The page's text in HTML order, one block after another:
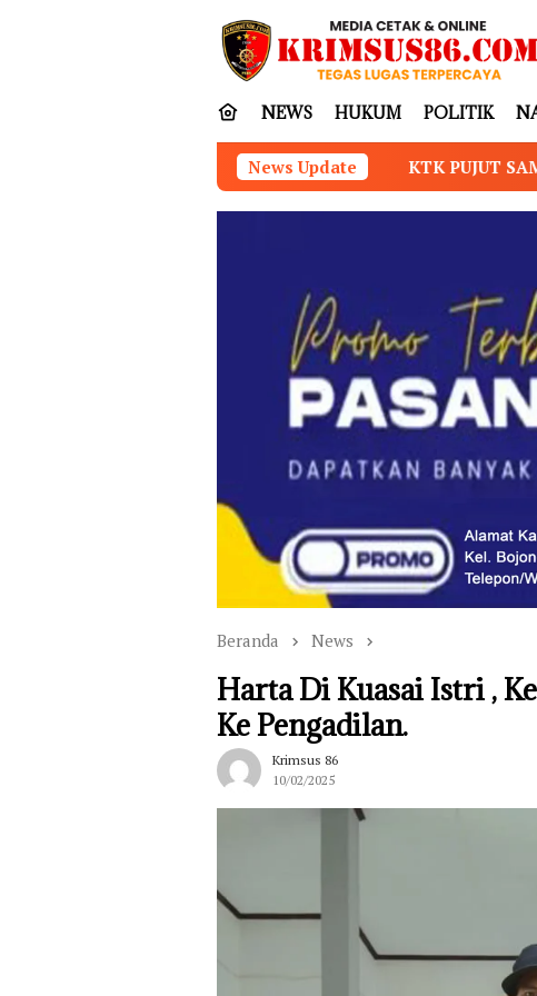
NEWS HUKUM POLITIK
News Update
KTK PUJUT SAMBUT DORONGAN
Beranda News
Harta Di Kuasai Istri ,
Ke Pengadilan.
Krimsus 86
10/02/2025